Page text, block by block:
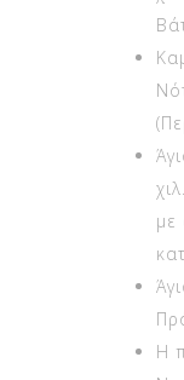
με
Η